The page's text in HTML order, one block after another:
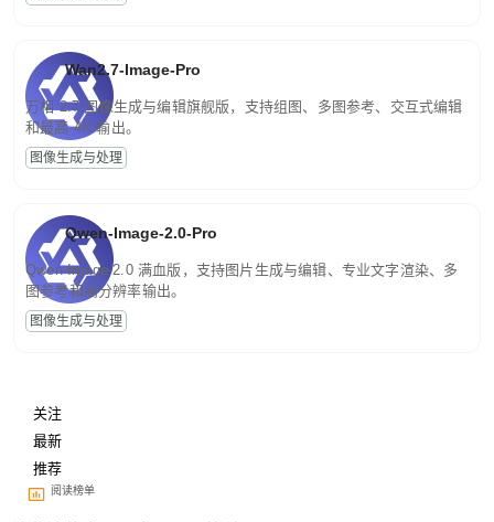
Wan2.7-Image-Pro
万相 2.7 图像生成与编辑旗舰版，支持组图、多图参考、交互式编辑
和最高 4K 输出。
图像生成与处理
Qwen-Image-2.0-Pro
Qwen-Image-2.0 满血版，支持图片生成与编辑、专业文字渲染、多
图参考和高分辨率输出。
图像生成与处理
关注
最新
推荐
阅读榜单